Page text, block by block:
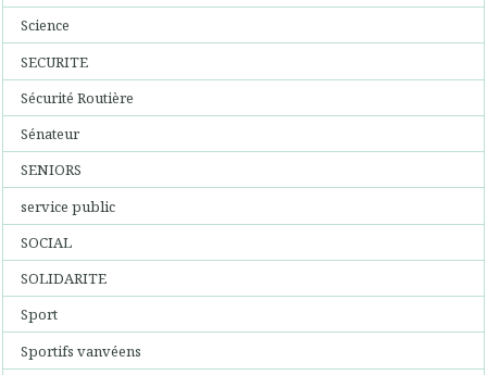
Science
SECURITE
Sécurité Routière
Sénateur
SENIORS
service public
SOCIAL
SOLIDARITE
Sport
Sportifs vanvéens